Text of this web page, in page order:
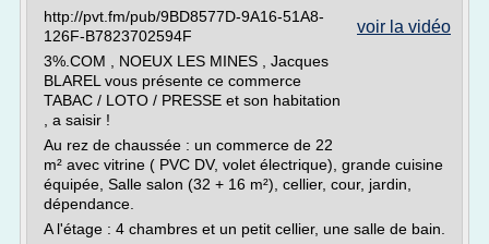
voir la vidéo
http://pvt.fm/pub/9BD8577D-9A16-51A8-
126F-B7823702594F
3%.COM , NOEUX LES MINES , Jacques
BLAREL vous présente ce commerce
TABAC / LOTO / PRESSE et son habitation
, a saisir !
Au rez de chaussée : un commerce de 22
m² avec vitrine ( PVC DV, volet électrique), grande cuisine
équipée, Salle salon (32 + 16 m²), cellier, cour, jardin,
dépendance.
A l'étage : 4 chambres et un petit cellier, une salle de bain.